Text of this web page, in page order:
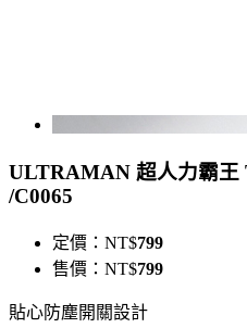
ULTRAMAN 超人力霸王
/C0065
定價： NT$799
售價： NT$799
貼心防塵開關設計